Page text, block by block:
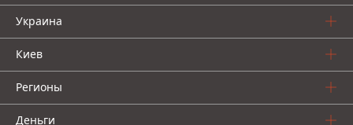
Украина
Киев
Регионы
Деньги